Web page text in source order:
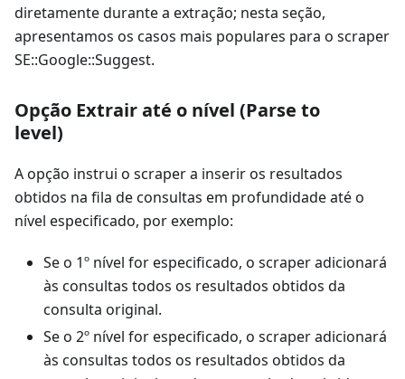
diretamente durante a extração; nesta seção,
apresentamos os casos mais populares para o scraper
SE::Google::Suggest.
Opção Extrair até o nível (Parse to
level)
A opção instrui o scraper a inserir os resultados
obtidos na fila de consultas em profundidade até o
nível especificado, por exemplo:
Se o 1º nível for especificado, o scraper adicionará
às consultas todos os resultados obtidos da
consulta original.
Se o 2º nível for especificado, o scraper adicionará
às consultas todos os resultados obtidos da